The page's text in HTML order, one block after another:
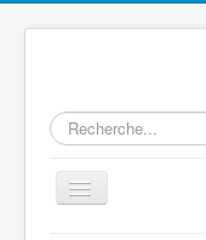
Rechercher
Basculer
la